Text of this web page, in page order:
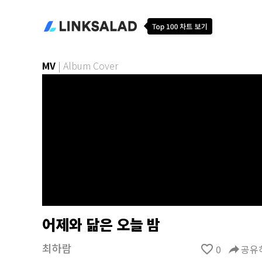
MV | Album Cover
어제와 닮은 오늘 밤
최하람 favorite_border 0 reply공유